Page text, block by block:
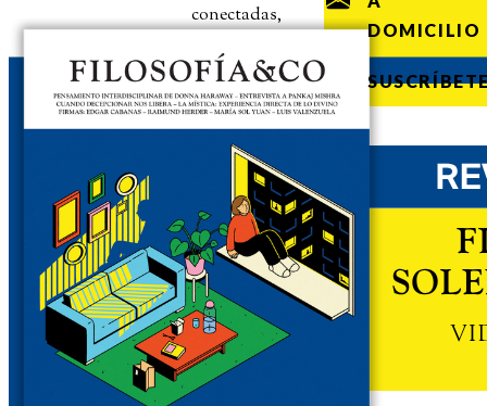
conectadas,
desvinculadas
DOMICILIO